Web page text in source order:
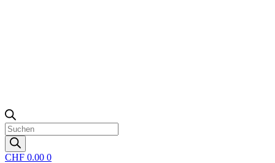
Products
search
CHF 0.00 0